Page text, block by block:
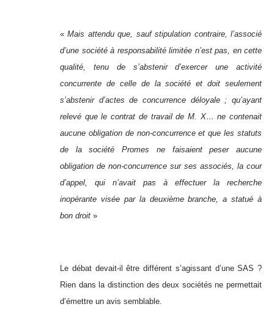
«Mais attendu que, sauf stipulation contraire, l’associé
d’une société à responsabilité limitée n’est pas, en cette
qualité, tenu de s’abstenir d’exercer une activité
concurrente de celle de la société et doit seulement
s’abstenir d’actes de concurrence déloyale ; qu’ayant
relevé que le contrat de travail de M. X… ne contenait
aucune obligation de non-concurrence et que les statuts
de la société Promes ne faisaient peser aucune
obligation de non-concurrence sur ses associés, la cour
d’appel, qui n’avait pas à effectuer la recherche
inopérante visée par la deuxième branche, a statué à
bon droit »
Le débat devait-il être différent s’agissant d’une SAS ?
Rien dans la distinction des deux sociétés ne permettait
d’émettre un avis semblable.